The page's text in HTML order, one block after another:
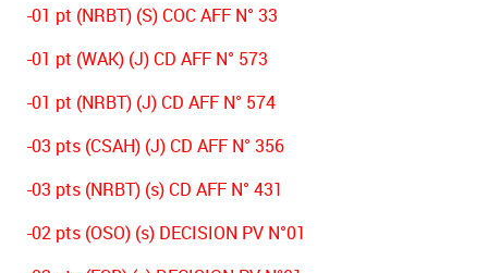
-01 pt (NRBT) (S) COC AFF N° 33
-01 pt (WAK) (J) CD AFF N° 573
-01 pt (NRBT) (J) CD AFF N° 574
-03 pts (CSAH) (J) CD AFF N° 356
-03 pts (NRBT) (s) CD AFF N° 431
-02 pts (OSO) (s) DECISION PV N°01